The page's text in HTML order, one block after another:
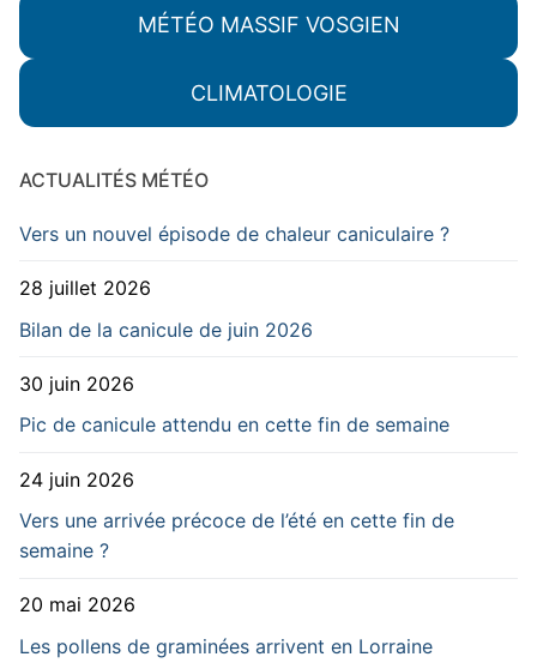
MÉTÉO MASSIF VOSGIEN
CLIMATOLOGIE
ACTUALITÉS MÉTÉO
Vers un nouvel épisode de chaleur caniculaire ?
28 juillet 2026
Bilan de la canicule de juin 2026
30 juin 2026
Pic de canicule attendu en cette fin de semaine
24 juin 2026
Vers une arrivée précoce de l’été en cette fin de
semaine ?
20 mai 2026
Les pollens de graminées arrivent en Lorraine